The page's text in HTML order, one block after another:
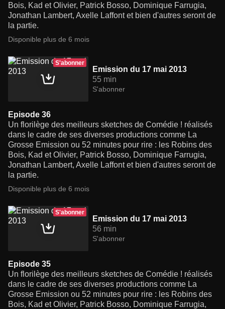
Bois, Kad et Olivier, Patrick Bosso, Dominique Farrugia,
Jonathan Lambert, Axelle Laffont et bien d'autres seront de
la partie.
Disponible plus de 6 mois
S'abonner
Emission du 17 mai 2013
55 min
S'abonner
Episode 36
Un florilège des meilleurs sketches de Comédie ! réalisés
dans le cadre de ses diverses productions comme La
Grosse Emission ou 52 minutes pour rire : les Robins des
Bois, Kad et Olivier, Patrick Bosso, Dominique Farrugia,
Jonathan Lambert, Axelle Laffont et bien d'autres seront de
la partie.
Disponible plus de 6 mois
S'abonner
Emission du 17 mai 2013
56 min
S'abonner
Episode 35
Un florilège des meilleurs sketches de Comédie ! réalisés
dans le cadre de ses diverses productions comme La
Grosse Emission ou 52 minutes pour rire : les Robins des
Bois, Kad et Olivier, Patrick Bosso, Dominique Farrugia,